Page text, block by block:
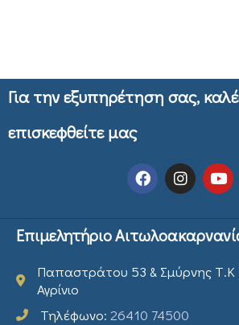
Για την εξυπηρέτηση σας,
επισκεφθείτε μας
Επιμελητήριο
Παπαστράτου 53 & Σμύρνης Τ.Κ
Αγρίνιο
Τηλέφωνο: 26410 74500